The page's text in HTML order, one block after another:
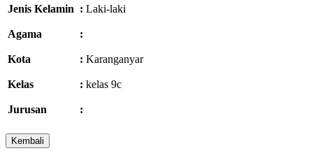
Jenis Kelamin : Laki-laki
Agama :
Kota : Karanganyar
Kelas : kelas 9c
Jurusan :